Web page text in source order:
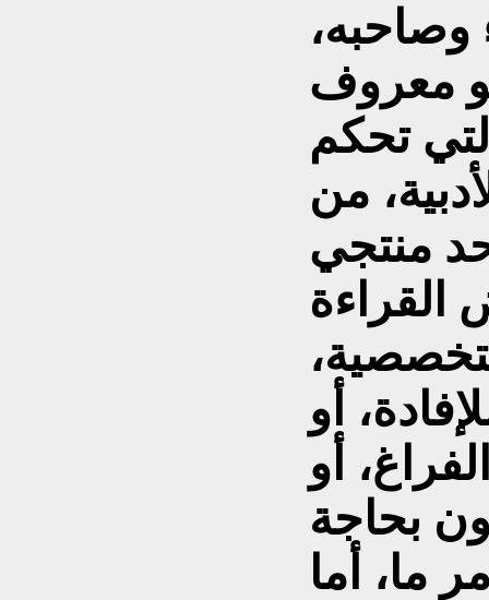
وصاحبه،
هو معروف
تحكم
من
منتجي
أو
أو
بحاجة
ما، أما